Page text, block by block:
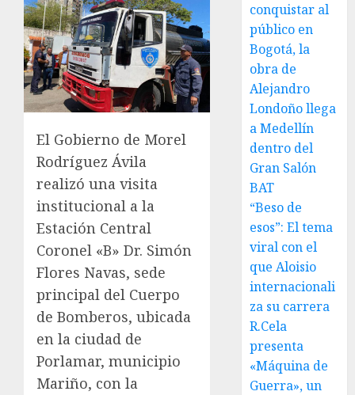
El Gobierno de Morel
Rodríguez Ávila
realizó una visita
institucional a la
Estación Central
Coronel «B» Dr. Simón
Flores Navas, sede
principal del Cuerpo
de Bomberos, ubicada
en la ciudad de
Porlamar, municipio
Mariño, con la
conquistar al
público en
Bogotá, la
obra de
Alejandro
Londoño llega
a Medellín
dentro del
Gran Salón
BAT
“Beso de
esos”: El tema
viral con el
que Aloisio
internacionali
za su carrera
R.Cela
presenta
«Máquina de
Guerra», un